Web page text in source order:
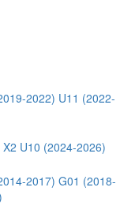
2022) U11 (2022-
X2 U10 (2024-2026)
2017) G01 (2018-